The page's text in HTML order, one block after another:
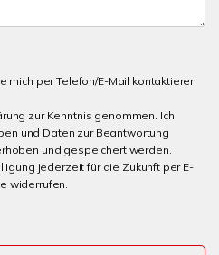
mich per Telefon/E-Mail kontaktieren
zur Kenntnis genommen. Ich
und Daten zur Beantwortung
und gespeichert werden.
jederzeit für die Zukunft per E-
widerrufen.